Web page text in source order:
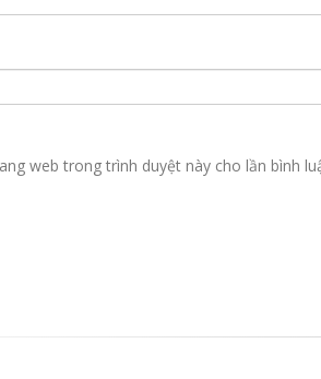
web trong trình duyệt này cho lần bình